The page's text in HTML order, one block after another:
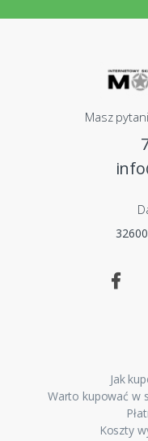
Masz
Jak
Warto kupować w
Koszty